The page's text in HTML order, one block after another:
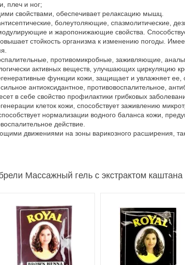
плеч и ног;
свойствами, обеспечивает релаксацию мышц.
болеутоляющие, спазмолитические,
и жаропонижающие свойства.
стойкость организма к изменению погоды.
противомикробные, заживляющие,
активных веществ, улучшающих циркуляцию
функции кожи, защищает и увлажняет ее,
антиоксидантное, противовоспалительное,
в себе свойство профилактики грибковых
клеток кожи, способствует заживлению
нормализации водного баланса кожи,
действие.
движениями на зоны варикозного расширения,
Массажный гель с экстрактом